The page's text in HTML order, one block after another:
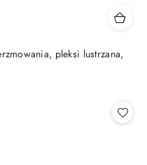
pleksi lustrzana,